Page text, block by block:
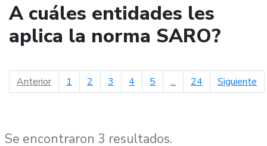
A cuáles entidades les
aplica la norma SARO?
Anteriorpágina anterior
1 2 3 4 5 ... 24 Siguiente
Se encontraron 3 resultados.